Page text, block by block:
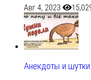
Авг 4, 2023
Анекдоты и